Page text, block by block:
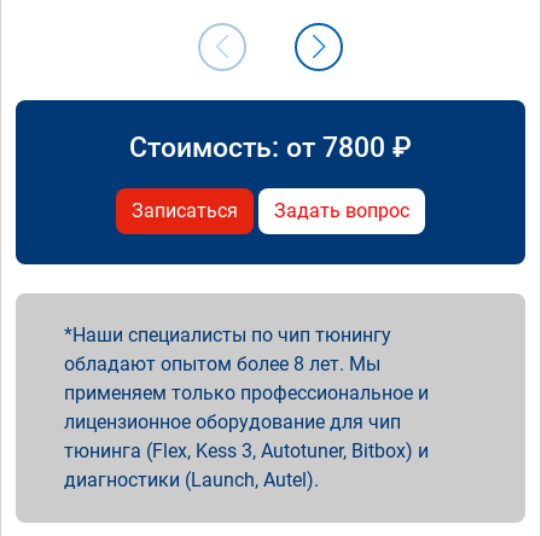
Стоимость: от 7800 ₽
Записаться Задать вопрос
Наши специалисты по чип тюнингу
обладают опытом более 8 лет. Мы
применяем только профессиональное и
лицензионное оборудование для чип
тюнинга (Flex, Kess 3, Autotuner, Bitbox) и
диагностики (Launch, Autel).